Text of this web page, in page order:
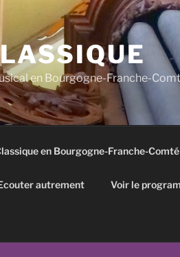
en Bourgogne-Franche-
en Bourgogne-Franche-
autrement Voir le